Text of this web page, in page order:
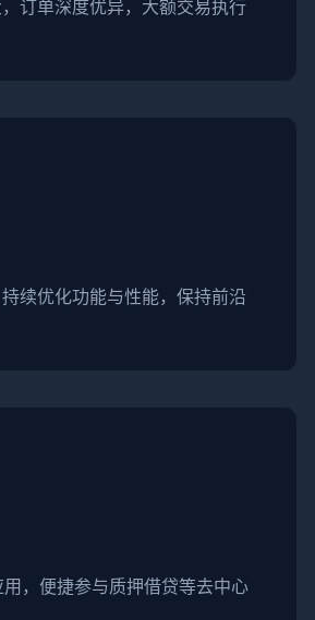
订单深度优异，大额交易执行
续优化功能与性能，保持前沿
，便捷参与质押借贷等去中心